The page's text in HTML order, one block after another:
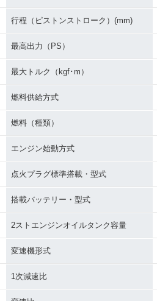
行程（ピストンストローク）(mm)
最高出力（PS）
最大トルク（kgf･m）
燃料供給方式
燃料（種類）
エンジン始動方式
点火プラグ標準搭載・型式
搭載バッテリー・型式
2ストエンジンオイルタンク容量
変速機形式
1次減速比